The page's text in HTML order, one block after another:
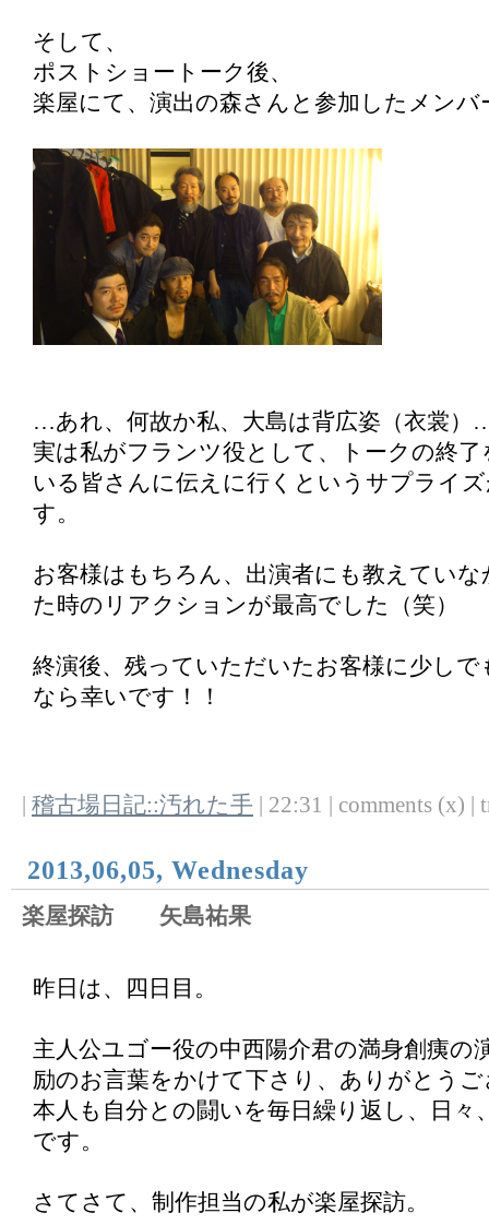
そして、
ポストショートーク後、
楽屋にて、演出の森さんと参加したメンバ
…あれ、何故か私、大島は背広姿（衣裳）
実は私がフランツ役として、トークの終
いる皆さんに伝えに行くというサプライ
す。
お客様はもちろん、出演者にも教えてい
た時のリアクションが最高でした（笑）
終演後、残っていただいたお客様に少し
なら幸いです！！
稽古場日記::汚れた手 | 22:31 | comments (x) |
2013,06,05, Wednesday
楽屋探訪 矢島祐果
昨日は、四日目。
主人公ユゴー役の中西陽介君の満身創痍の
励のお言葉をかけて下さり、ありがとう
本人も自分との闘いを毎日繰り返し、日々
です。
さてさて、制作担当の私が楽屋探訪。